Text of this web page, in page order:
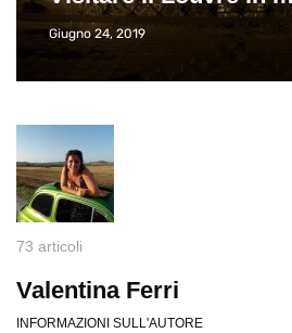
Giugno 24, 2019
73 articoli
Valentina Ferri
INFORMAZIONI SULL'AUTORE